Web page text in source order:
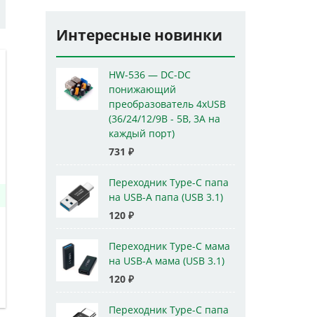
Интересные новинки
HW-536 — DC-DC
понижающий
преобразователь 4xUSB
(36/24/12/9В - 5В, 3А на
каждый порт)
731 ₽
Переходник Type-C папа
на USB-A папа (USB 3.1)
120 ₽
Переходник Type-C мама
на USB-A мама (USB 3.1)
120 ₽
Переходник Type-C папа